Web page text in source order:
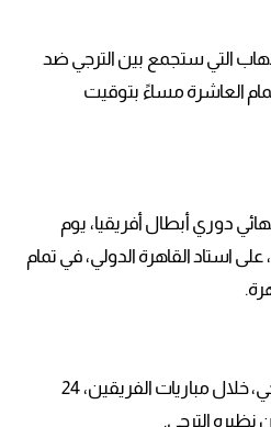
التي ستجمع بين الترجي ضد
العاشرة مساءً بتوقيت
دوري أبطال أفريقيا، يوم
السبت، الموافق 25-5-2024، على استاد القاهرة الدولي، في تمام
سجل الأهلي في شباك الترجي، خلال مباريات الفريقين، 24